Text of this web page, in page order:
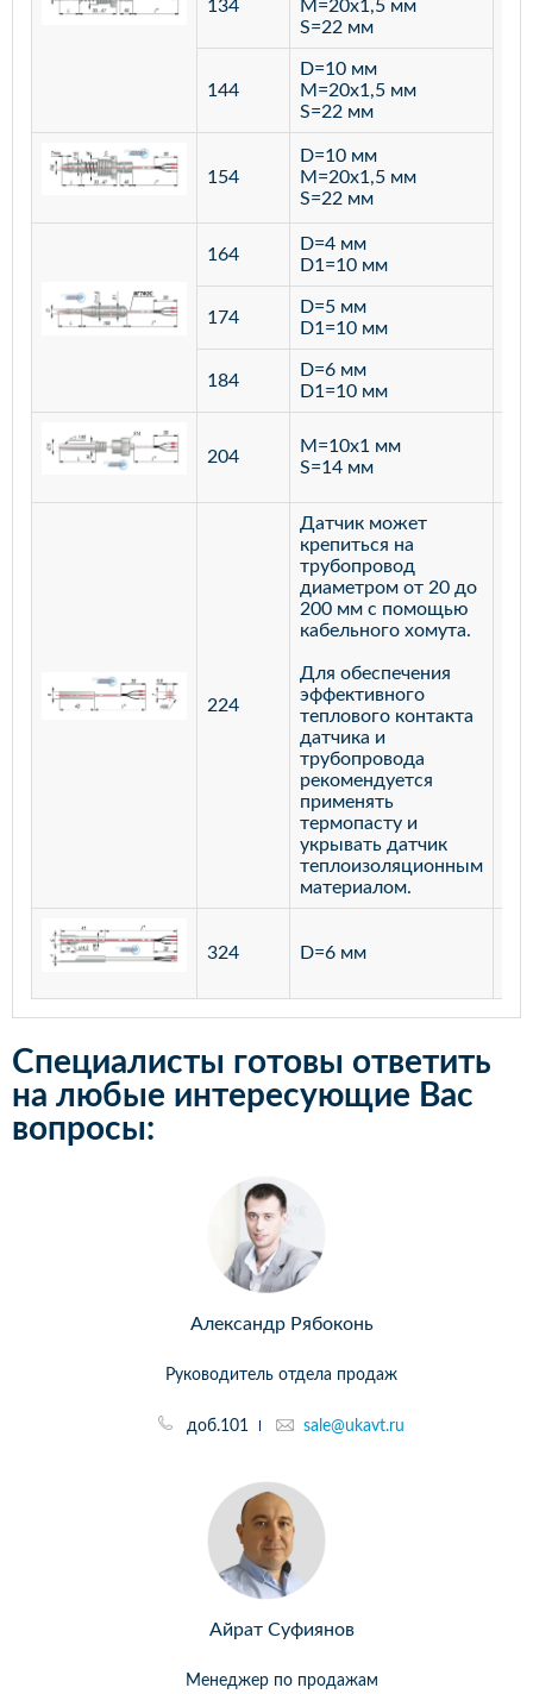
134
M=20х1,5 мм
S=22 мм
144
D=10 мм
M=20х1,5 мм
S=22 мм
154
D=10 мм
M=20х1,5 мм
S=22 мм
164
D=4 мм
D1=10 мм
174
D=5 мм
D1=10 мм
184
D=6 мм
D1=10 мм
204
M=10х1 мм
S=14 мм
224
Датчик может
крепиться на
трубопровод
диаметром от 20 до
200 мм с помощью
кабельного хомута.
Для обеспечения
эффективного
теплового контакта
датчика и
трубопровода
рекомендуется
применять
термопасту и
укрывать датчик
теплоизоляционным
материалом.
324 D=6 мм
Специалисты готовы ответить
на любые интересующие Вас
вопросы:
Александр Рябоконь
Руководитель отдела продаж
доб.101 sale@ukavt.ru
Айрат Суфиянов
Менеджер по продажам